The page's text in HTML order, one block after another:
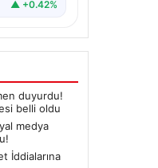
▲ +0.42%
duyurdu!
belli oldu
medya
İddialarına